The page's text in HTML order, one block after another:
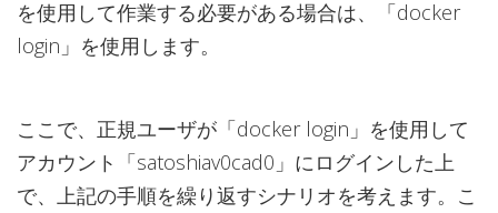
を使用して作業する必要がある場合は、「docker
login」を使用します。
ここで、正規ユーザが「docker login」を使用して
アカウント「satoshiav0cad0」にログインした上
で、上記の手順を繰り返すシナリオを考えます。こ